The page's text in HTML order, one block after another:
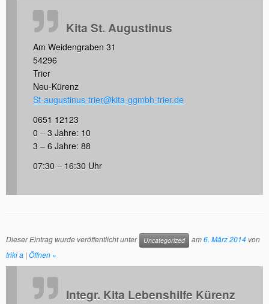
Kita St. Augustinus
Am Weidengraben 31
54296
Trier
Neu-Kürenz
St-augustinus-trier@kita-ggmbh-trier.de
0651 12123
0 – 3 Jahre: 10
3 – 6 Jahre: 88
07:30 – 16:30 Uhr
Dieser Eintrag wurde veröffentlicht unter Uncategorized am6. März 2014 von
triki a | Öffnen »
Integr. Kita Lebenshilfe Kürenz